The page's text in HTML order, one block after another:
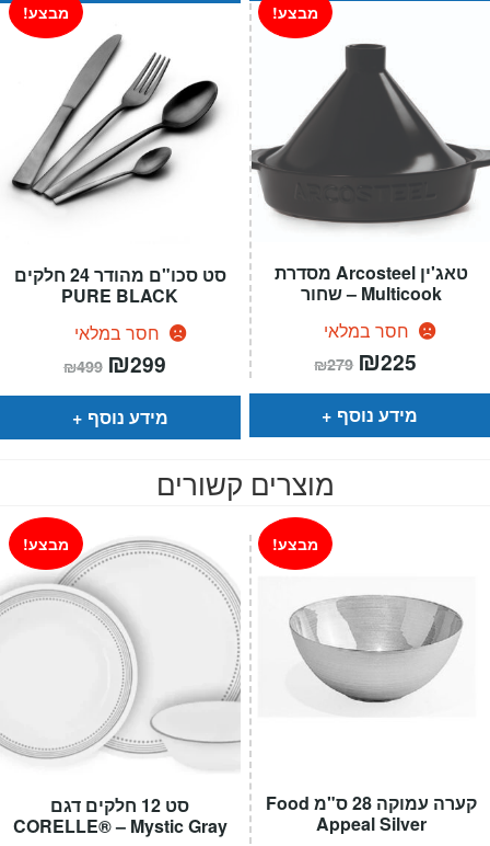
סט סכו"ם מהודר 24 חלקים
PURE BLACK
חסר במלאי
מבצע!
₪499 המחיר
המקורי
היה:
₪499.
₪299
הוא:
מידע נוסף
טאג'ין Arcosteel מסדרת
Multicook – שחור
חסר במלאי
מבצע!
₪279 המחיר
המקורי
היה:
₪279.
₪225
הוא:
מידע נוסף
מוצרים קשורים
סט 12 חלקים דגם
CORELLE® – Mystic Gray
מבצע!
קערה עמוקה 28 ס"מ Food
Appeal Silver
מבצע!